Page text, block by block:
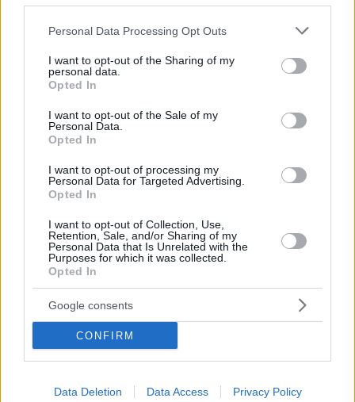
Please note that this website/app uses one or more Google
not limited to your visit or usage behaviour. You may click to
grant or deny consent to Google and its third-party tags to
use your data for below specified purposes in below Google
consent section.
Personal Data Processing Opt Outs
I want to opt-out of the Sharing of my
personal data.
Opted In
I want to opt-out of the Sale of my
Personal Data.
Opted In
I want to opt-out of processing my
Personal Data for Targeted Advertising.
Opted In
I want to opt-out of Collection, Use,
Retention, Sale, and/or Sharing of my
Personal Data that Is Unrelated with the
Purposes for which it was collected.
Opted In
Google consents
CONFIRM
Data Deletion Data Access Privacy Policy
Hirdetés